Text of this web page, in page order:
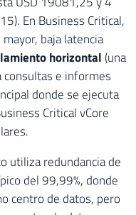
En Business Critical,
baja latencia
horizontal (una
consultas e informes
donde se ejecuta
Critical vCore
utiliza redundancia de
del 99,99%, donde
centro de datos, pero